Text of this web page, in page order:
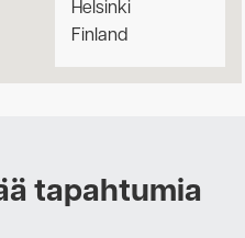
Helsinki
Finland
tapahtumia